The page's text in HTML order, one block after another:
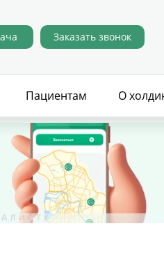
Заказать звонок
Пациентам О